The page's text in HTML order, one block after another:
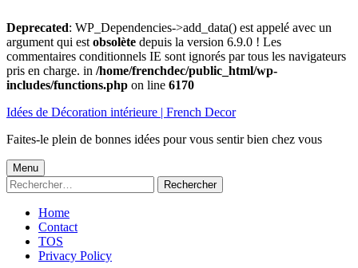
Deprecated: WP_Dependencies->add_data() est appelé avec un
argument qui est obsolète depuis la version 6.9.0 ! Les
commentaires conditionnels IE sont ignorés par tous les navigateurs
pris en charge. in /home/frenchdec/public_html/wp-
includes/functions.php on line 6170
au
Idées de Décoration intérieure | French Decor
Faites-le plein de bonnes idées pour vous sentir bien chez vous
Menu
principal
Menu
Rechercher :
Home
Contact
TOS
Privacy Policy